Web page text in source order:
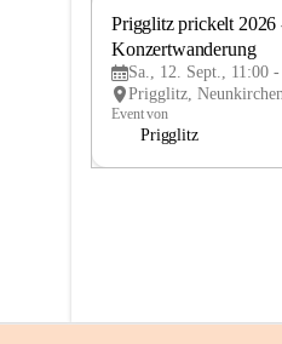
Prigglitz prickelt 2026
Konzertwanderung
Sa., 12. Sept., 11:00
Event von
Prigglitz